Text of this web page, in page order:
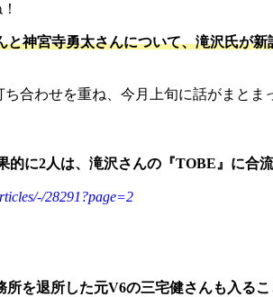
神宮寺勇太さんについて、滝沢氏が
合わせを重ね、今月上旬に話がまとま
的に2人は、滝沢さんの『TOBE』に合
28291?page=2
を退所した元V6の三宅健さんも入る